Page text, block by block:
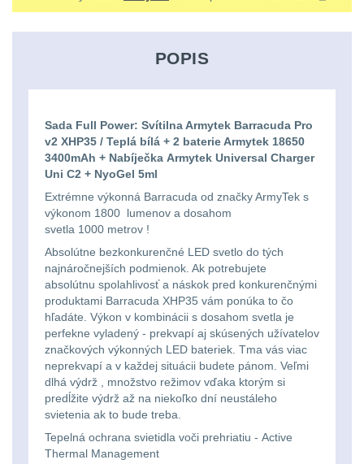
lm
pro
Ion
baterie
pro
18650
baterie
Svítilny
pro
21700
baterie
Univerzalní
tašky
zbraně
Hydratační
vaky
Pouzdra
Kapsy
Peněženky
střední
vzdálenost
Príslušenstvo
pre
optiku
lampy1
Potápačské svetlá2
Kapesní svítilny4
Vyhledávací svítilny5
Lovecké svítilny1
Nabíjacie baterky6
Svietidlá s magnetom2
Svietidlá CRI≥901
POPIS
Sada Full Power: Svítilna Armytek Barracuda Pro
v2 XHP35 / Teplá bílá + 2 baterie Armytek 18650
3400mAh + Nabíječka Armytek Universal Charger
Uni C2 + NyoGel 5ml
Extrémne výkonná Barracuda od značky ArmyTek s
výkonom 1800 lumenov a dosahom
svetla 1000 metrov !
Absolútne bezkonkurenčné LED svetlo do tých
najnáročnejších podmienok. Ak potrebujete
absolútnu spolahlivosť a náskok pred konkurenčnými
produktami Barracuda XHP35 vám ponúka to čo
hľadáte. Výkon v kombinácii s dosahom svetla je
perfekne vyladený - prekvapí aj skúsených užívatelov
značkových výkonných LED bateriek. Tma vás viac
neprekvapí a v každej situácii budete pánom. Veľmi
dlhá výdrž , množstvo režimov vďaka ktorým si
predĺžite výdrž až na niekoľko dní neustáleho
svietenia ak to bude treba.
Tepelná ochrana svietidla voči prehriatiu - Active
Thermal Management